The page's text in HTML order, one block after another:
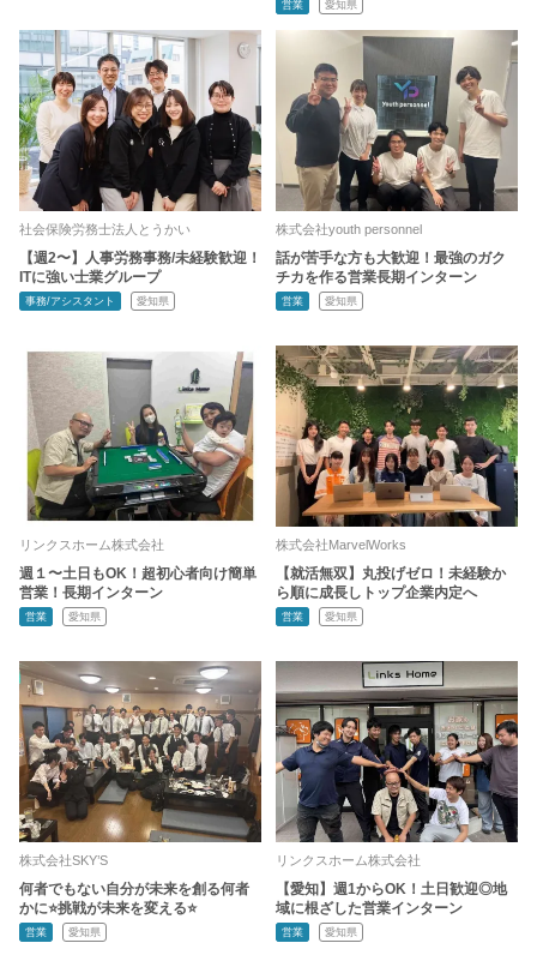
営業 愛知県
社会保険労務士法人とうかい
【週2〜】人事労務事務/未経験歓迎！
ITに強い士業グループ
事務/アシスタント 愛知県
株式会社youth personnel
話が苦手な方も大歓迎！最強のガク
チカを作る営業長期インターン
営業 愛知県
リンクスホーム株式会社
週１〜土日もOK！超初心者向け簡単
営業！長期インターン
営業 愛知県
株式会社MarvelWorks
【就活無双】丸投げゼロ！未経験か
ら順に成長しトップ企業内定へ
営業 愛知県
株式会社SKY’S
何者でもない自分が未来を創る何者
かに⭐️挑戦が未来を変える⭐️
営業 愛知県
リンクスホーム株式会社
【愛知】週1からOK！土日歓迎◎地
域に根ざした営業インターン
営業 愛知県